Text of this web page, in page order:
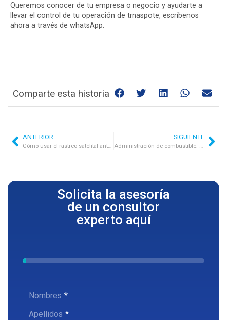
Queremos conocer de tu empresa o negocio y ayudarte a
llevar el control de tu operación de trnaspote, escríbenos
ahora a través de whatsApp.
Comparte esta historia
ANTERIOR
Cómo usar el rastreo satelital ante un posible hurto
SIGUIENTE
Administración de combustible: Optimizando los costos operativos
Nombres
Apellidos
Solicita la asesoría
de un consultor
experto aquí